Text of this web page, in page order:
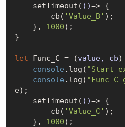
    setTimeout(
()=> {
        cb(
'Value_B' );
    },
1000);
}
let Func_C = (value, cb)
console .log( "Start
console .log(
e);
    setTimeout(
()=> {
        cb(
'Value_C' );
    },
1000);